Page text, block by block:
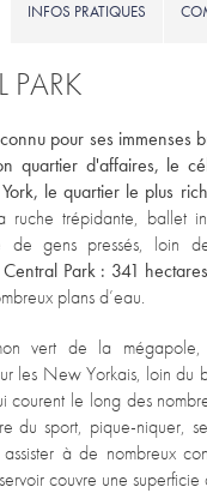
INFOS PRATIQUES
PARK
pour ses immenses
quartier d'affaires, le
le quartier le plus
trépidante, ballet
de gens pressés, loin
Central Park : 341
plans d’eau.
vert de la mégapole,
les New Yorkais, loin du
courent le long des
du sport, pique-niquer,
à de nombreux
couvre une